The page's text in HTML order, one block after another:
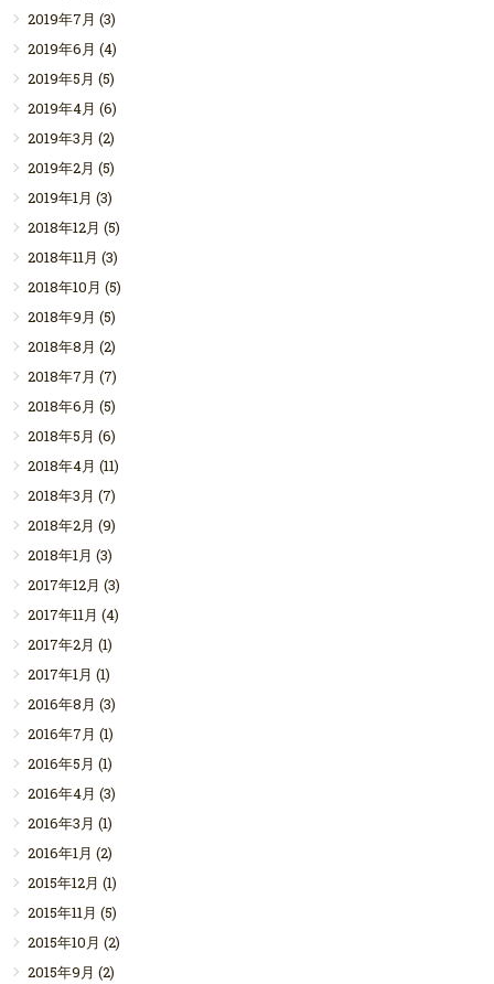
2019年7月 (3)
2019年6月 (4)
2019年5月 (5)
2019年4月 (6)
2019年3月 (2)
2019年2月 (5)
2019年1月 (3)
2018年12月 (5)
2018年11月 (3)
2018年10月 (5)
2018年9月 (5)
2018年8月 (2)
2018年7月 (7)
2018年6月 (5)
2018年5月 (6)
2018年4月 (11)
2018年3月 (7)
2018年2月 (9)
2018年1月 (3)
2017年12月 (3)
2017年11月 (4)
2017年2月 (1)
2017年1月 (1)
2016年8月 (3)
2016年7月 (1)
2016年5月 (1)
2016年4月 (3)
2016年3月 (1)
2016年1月 (2)
2015年12月 (1)
2015年11月 (5)
2015年10月 (2)
2015年9月 (2)